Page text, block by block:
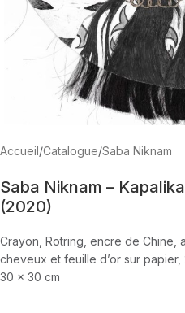
Accueil/Catalogue/Saba Niknam
Saba Niknam –
(2020)
Crayon, Rotring, encre de Chine,
cheveux et feuille d’or sur papier,
30 x 30 cm